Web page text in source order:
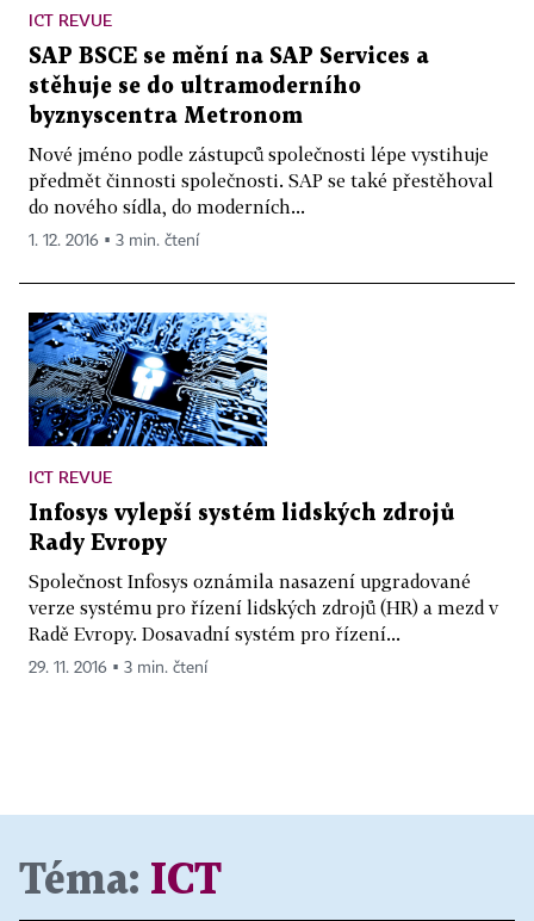
ICT REVUE
SAP BSCE se mění na SAP Services a
stěhuje se do ultramoderního
byznyscentra Metronom
Nové jméno podle zástupců společnosti lépe vystihuje
předmět činnosti společnosti. SAP se také přestěhoval
do nového sídla, do moderních...
1. 12. 2016 ▪ 3 min. čtení
ICT REVUE
Infosys vylepší systém lidských zdrojů
Rady Evropy
Společnost Infosys oznámila nasazení upgradované
verze systému pro řízení lidských zdrojů (HR) a mezd v
Radě Evropy. Dosavadní systém pro řízení...
29. 11. 2016 ▪ 3 min. čtení
Téma: ICT